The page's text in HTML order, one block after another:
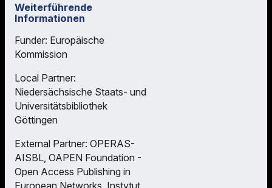
Weiterführende
Informationen
Funder: Europäische
Kommission
Local Partner:
Niedersächsische Staats- und
Universitätsbibliothek
Göttingen
External Partner: OPERAS-
AISBL, OAPEN Foundation -
Open Access Publishing in
European Networks, Instytut